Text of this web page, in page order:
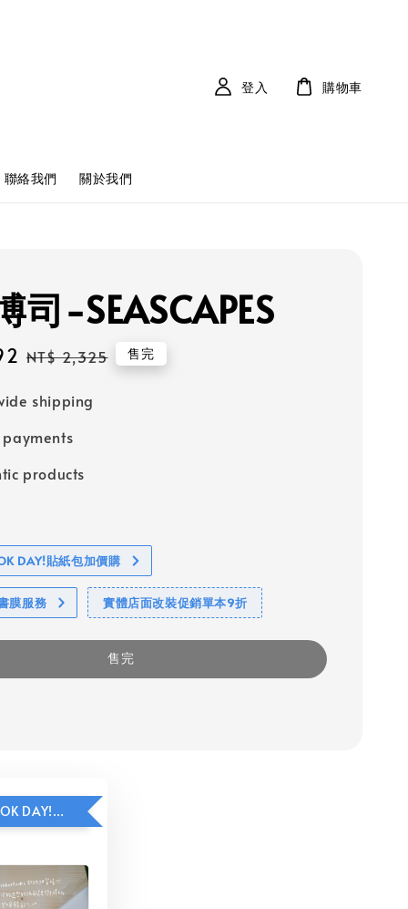
聯絡我們 關於我們
登入 購物車
司-SEASCAPES
Regular
NT$ 2,325 售完
shipping
payments
products
DAY!貼紙包加價購
膜服務 實體店面改裝促銷單本9折
售完
HAVE A BOOK DAY!貼紙包加價購